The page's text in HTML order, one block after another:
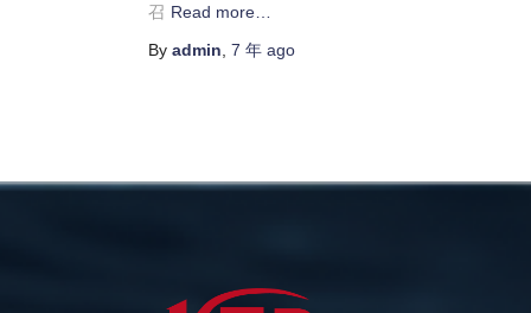
召 Read more…
By admin 7 年 ago